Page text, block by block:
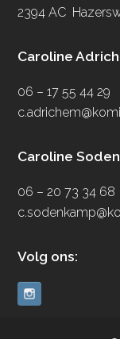
2394 AC
Caroline
06 – 17 55 44 29
Caroline
06 – 20 73 34 68
Volg ons: